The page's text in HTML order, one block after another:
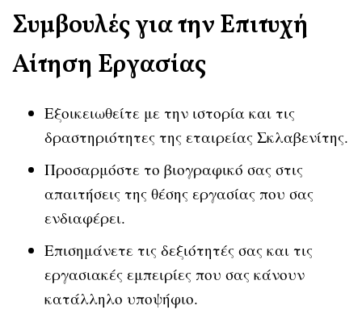
Συμβουλές για την Επιτυχή
Αίτηση Εργασίας
Εξοικειωθείτε με την ιστορία και τις
δραστηριότητες της εταιρείας Σκλαβενίτης.
Προσαρμόστε το βιογραφικό σας στις
απαιτήσεις της θέσης εργασίας που σας
ενδιαφέρει.
Επισημάνετε τις δεξιότητές σας και τις
εργασιακές εμπειρίες που σας κάνουν
κατάλληλο υποψήφιο.